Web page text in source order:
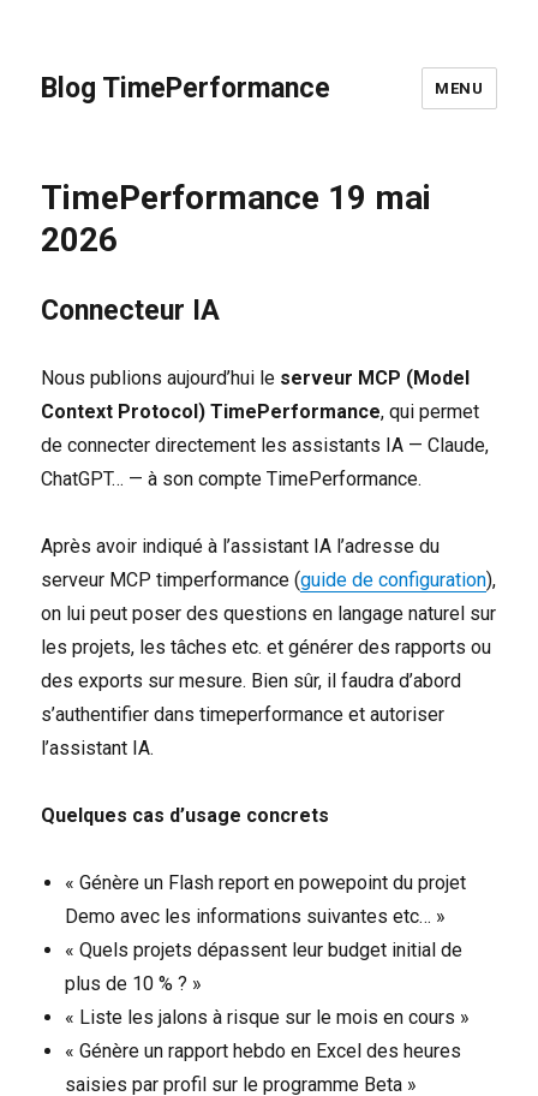
Blog TimePerformance MENU
TimePerformance 19 mai
2026
Connecteur IA
Nous publions aujourd’hui le serveur MCP (Model
Context Protocol) TimePerformance, qui permet
de connecter directement les assistants IA — Claude,
ChatGPT… — à son compte TimePerformance.
Après avoir indiqué à l’assistant IA l’adresse du
serveur MCP timperformance (guide de configuration),
on lui peut poser des questions en langage naturel sur
les projets, les tâches etc. et générer des rapports ou
des exports sur mesure. Bien sûr, il faudra d’abord
s’authentifier dans timeperformance et autoriser
l’assistant IA.
Quelques cas d’usage concrets
« Génère un Flash report en powepoint du projet
Demo avec les informations suivantes etc… »
« Quels projets dépassent leur budget initial de
plus de 10 % ? »
« Liste les jalons à risque sur le mois en cours »
« Génère un rapport hebdo en Excel des heures
saisies par profil sur le programme Beta »